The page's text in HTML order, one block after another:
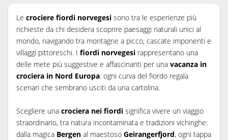
Le crociere fiordi norvegesi sono tra le esperienze più
richieste da chi desidera scoprire paesaggi naturali unici al
mondo, navigando tra montagne a picco, cascate imponenti e
villaggi pittoreschi. I fiordi norvegesi rappresentano una
delle mete più suggestive e affascinanti per una vacanza in
crociera in Nord Europa: ogni curva del fiordo regala
scenari che sembrano usciti da una cartolina.
Scegliere una crociera nei fiordi significa vivere un viaggio
straordinario, tra natura incontaminata e tradizioni vichinghe:
dalla magica Bergen al maestoso Geirangerfjord, ogni tappa